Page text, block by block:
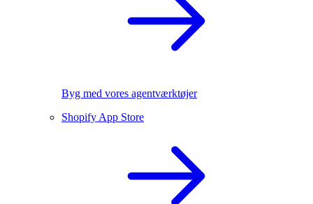
Byg med vores agentværktøjer
Shopify App Store